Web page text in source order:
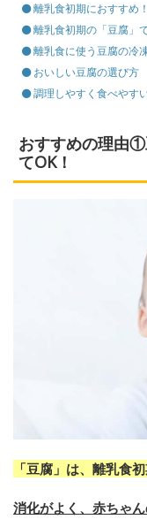
離乳食初期におすすめ
離乳食初期の「豆腐」
離乳食に使う豆腐の冷
おいしい豆腐の選び方
調理しやすく食べやす
おすすめの理由
てOK！
「豆腐」は、離乳食
消化がよく、赤ちゃ